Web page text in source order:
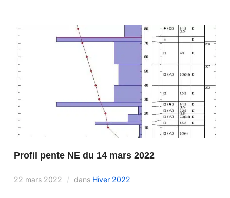
Profil pente NE du 14 mars 2022
22 mars 2022 dans Hiver 2022